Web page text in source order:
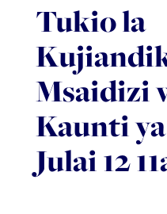
Tukio la
Msaidizi
Kaunti
Julai 12